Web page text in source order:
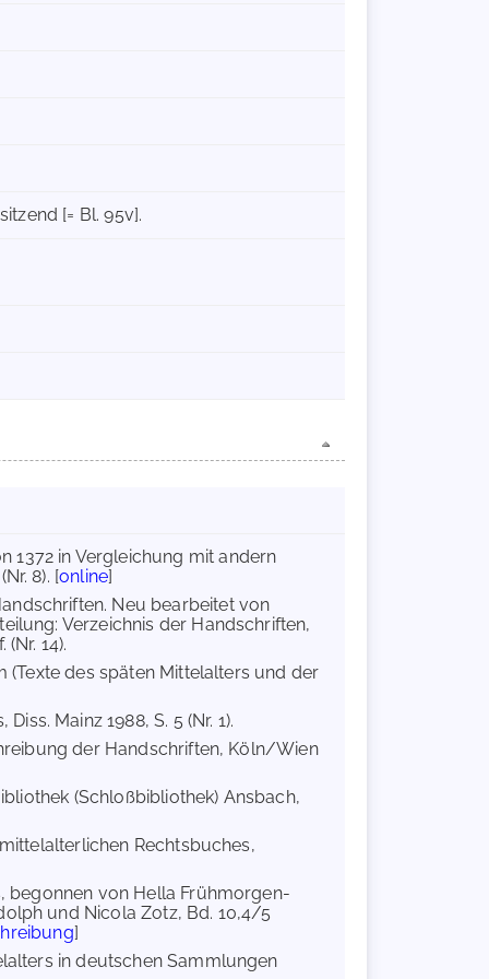
[= Bl. 95v].
1372 in Vergleichung mit andern
8). [online]
Neu bearbeitet von
Verzeichnis der Handschriften,
14).
(Texte des späten Mittelalters und der
Mainz 1988, S. 5 (Nr. 1).
der Handschriften, Köln/Wien
(Schloßbibliothek) Ansbach,
Rechtsbuches,
begonnen von Hella Frühmorgen-
und Nicola Zotz, Bd. 10,4/5
]
in deutschen Sammlungen